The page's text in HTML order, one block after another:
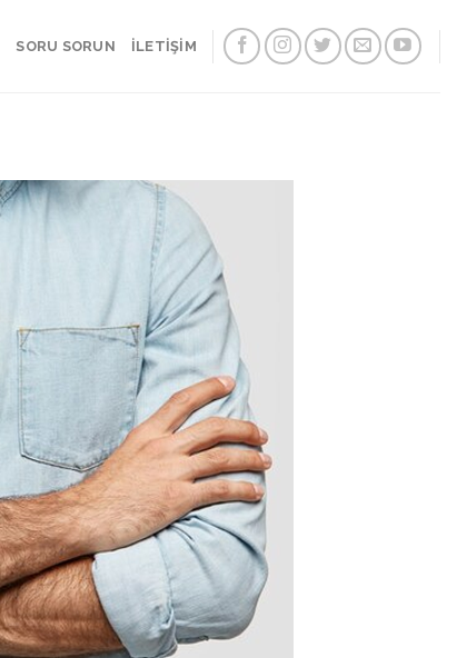
SORU SORUN İLETİŞİM